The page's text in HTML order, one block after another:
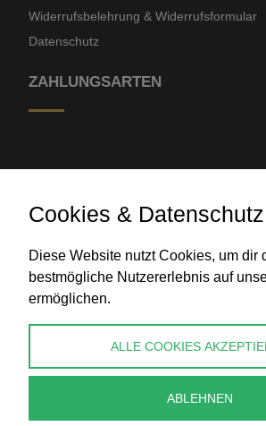
Widerrufsbelehrung & Widerrufsformular
Datenschutz
ZAHLUNGSARTEN
Banküberweisung
info@perlenpresse.de
Vertrag widerrufen
Cookies & Datenschutz
Diese Website nutzt Cookies, um dir
bestmögliche Nutzererlebnis auf
ermöglichen.
ALLE COOKIES
ABLEHNEN